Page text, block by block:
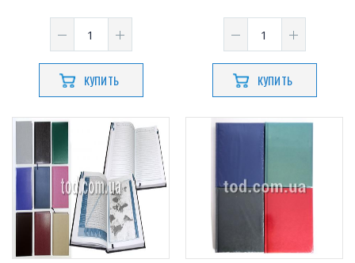
КУПИТЬ КУПИТЬ